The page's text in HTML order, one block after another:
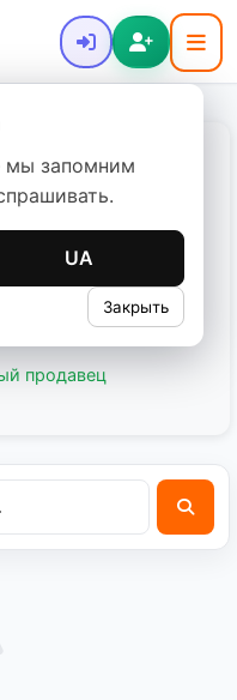
мы запомним
UA
Закрыть
продавец